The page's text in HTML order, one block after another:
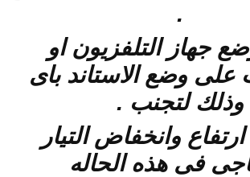
.
جهاز التلفزيون او
وضع الاستاند باى
وذلك لتجنب .
وانخفاض التيار
فى هذه الحاله